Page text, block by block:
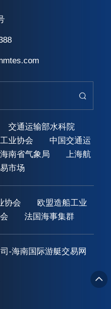
交通运输部水科院
业协会
中国交通运
海南省气象局
上海航
市场
协会
欧盟造船工业
法国海事集群
-海南国际游艇交易网